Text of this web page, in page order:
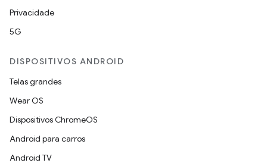
Privacidade
5G
DISPOSITIVOS ANDROID
Telas grandes
Wear OS
Dispositivos ChromeOS
Android para carros
Android TV